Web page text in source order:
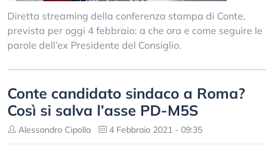
Diretta streaming della conferenza stampa di Conte,
prevista per oggi 4 febbraio: a che ora e come seguire le
parole dell’ex Presidente del Consiglio.
Conte candidato sindaco a Roma?
Così si salva l’asse PD-M5S
Alessandro Cipolla 4 Febbraio 2021 - 09:35